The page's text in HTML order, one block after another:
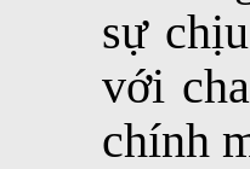
sự
với
chính